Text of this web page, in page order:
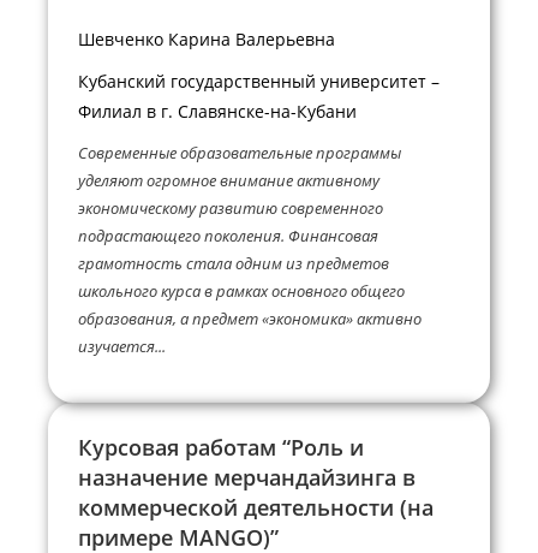
Шевченко Карина Валерьевна
Кубанский государственный университет –
Филиал в г. Славянске-на-Кубани
Современные образовательные программы
уделяют огромное внимание активному
экономическому развитию современного
подрастающего поколения. Финансовая
грамотность стала одним из предметов
школьного курса в рамках основного общего
образования, а предмет «экономика» активно
изучается...
Курсовая работам “Роль и
назначение мерчандайзинга в
коммерческой деятельности (на
примере MANGO)”